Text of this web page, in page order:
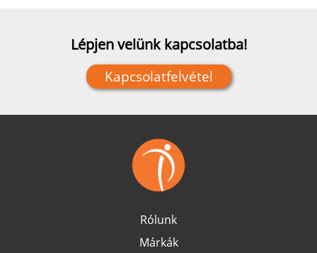
Lépjen velünk kapcsolatba!
Kapcsolatfelvétel
Rólunk
Márkák